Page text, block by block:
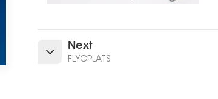
Next
FLYGPLATS